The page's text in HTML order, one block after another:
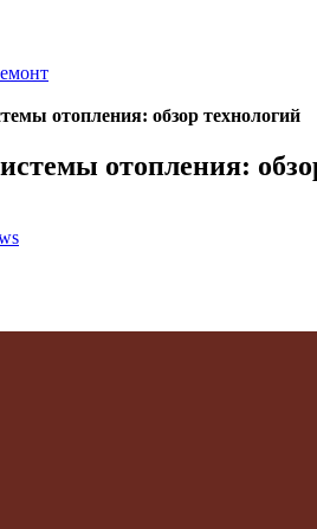
отопления: обзор технологий
отопления: